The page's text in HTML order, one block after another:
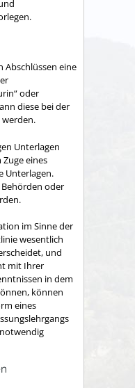
Abschlüssen eine
oder
diese bei der
Unterlagen
eines
Unterlagen.
oder
im Sinne der
wesentlich
und
mit Ihrer
in dem
können
eines